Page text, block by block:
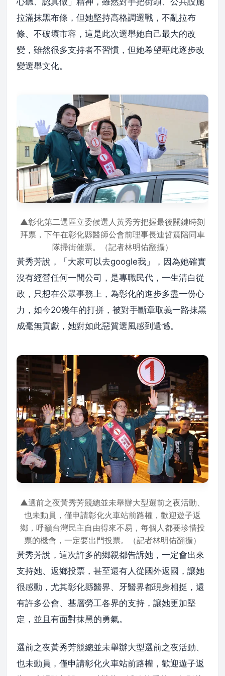
拉滿抹黑布條，但她堅持高格調選戰，不亂拉布
條、不破壞市容，這是此次選舉她自己最大的改
變，雖然很多支持者不習慣，但她希望藉此逐步改
變選舉文化。
▲彰化第二選區立委候選人黃秀芳把握最後關鍵時刻
拜票，下午在彰化縣醫師公會前理事長連哲震陪同車
隊掃街催票。（記者林明佑翻攝）
黃秀芳說，「大家可以去google我」，因為她確實
沒有經營任何一間公司，是專職民代，一生清白從
政，只想在公眾事務上，為彰化的進步多盡一份心
力，如今20幾年的打拼，被對手斷章取義一路抹黑
成毫無貢獻，她對如此惡質選風感到遺憾。
▲選前之夜黃秀芳競總並未舉辦大型選前之夜活動、
也未動員，僅申請彰化火車站前路權，歡迎遊子返
鄉，呼籲台灣民主自由得來不易，每個人都要珍惜投
票的機會，一定要出門投票。（記者林明佑翻攝）
黃秀芳說，這次許多的鄉親都告訴她，一定會出來
支持她、返鄉投票，甚至還有人從國外返國，讓她
很感動，尤其彰化縣醫界、牙醫界都現身相挺，還
有許多公會、基層勞工各界的支持，讓她更加堅
定，並且有面對抹黑的勇氣。
選前之夜黃秀芳競總並未舉辦大型選前之夜活動、
也未動員，僅申請彰化火車站前路權，歡迎遊子返